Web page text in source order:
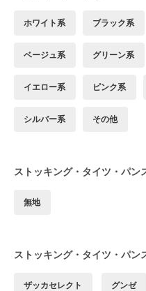
ホワイト系 ブラック系
ベージュ系 グリーン系
イエロー系 ピンク系
シルバー系 その他
ストッキング・タイツ・パ
無地
ストッキング・タイツ・パン
ザッカセレクト グンゼ